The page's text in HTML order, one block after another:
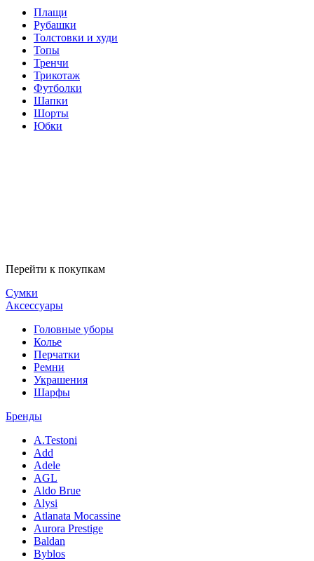
Плащи
Рубашки
Толстовки и худи
Топы
Тренчи
Трикотаж
Футболки
Шапки
Шорты
Юбки
Перейти к покупкам
Сумки
Аксессуары
Головные уборы
Колье
Перчатки
Ремни
Украшения
Шарфы
Бренды
A.Testoni
Add
Adele
AGL
Aldo Brue
Alysi
Atlanata Mocassine
Aurora Prestige
Baldan
Byblos